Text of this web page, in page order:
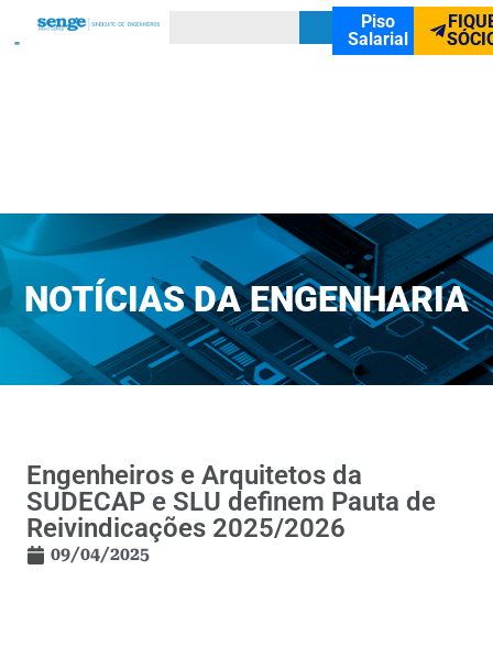
Piso
Salarial
NOTÍCIAS DA ENGENHARIA
Engenheiros e Arquitetos da
SUDECAP e SLU definem Pauta de
Reivindicações 2025/2026
09/04/2025